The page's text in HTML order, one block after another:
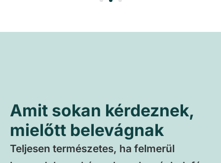
Amit sokan kérdeznek,
mielőtt belevágnak
Teljesen természetes, ha felmerül